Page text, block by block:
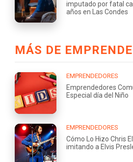
imputado por fatal
años en Las Condes
MÁS DE
EMPRENDEDORES
Emprendedores
Especial día del Niño
EMPRENDEDORES
Cómo Lo Hizo Chris
imitando a Elvis